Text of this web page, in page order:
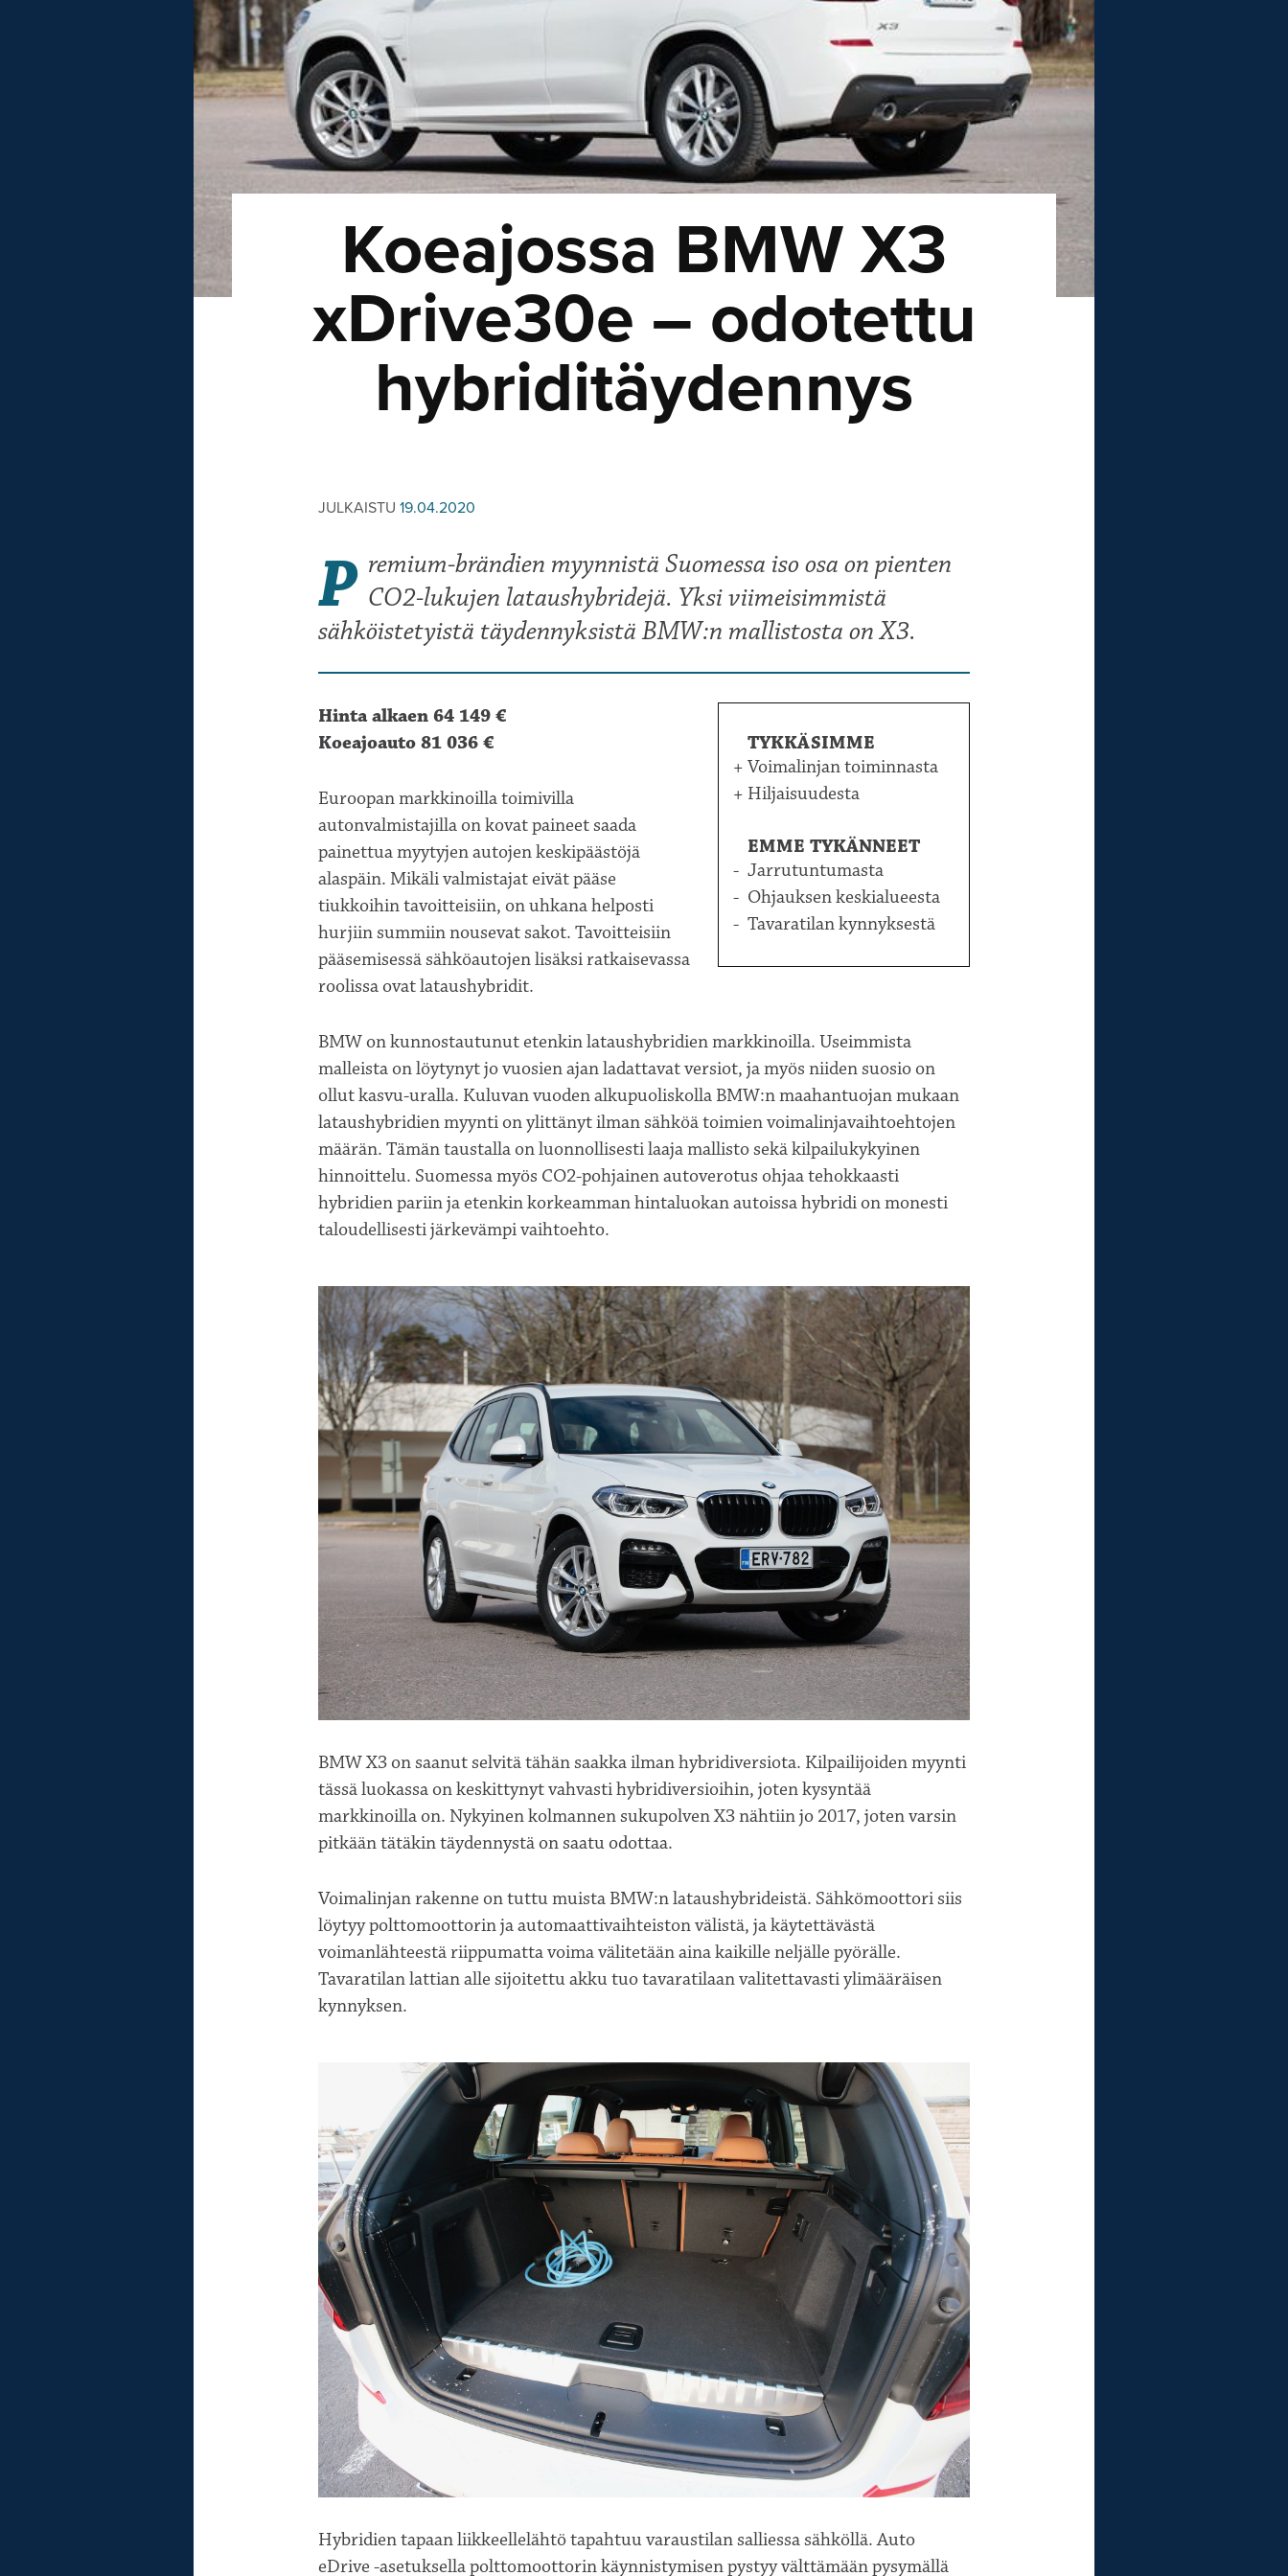
Koeajossa BMW X3
xDrive30e – odotettu
hybriditäydennys
JULKAISTU 19.04.2020
P remium-brändien myynnistä Suomessa iso osa on pienten
CO2-lukujen lataushybridejä. Yksi viimeisimmistä
sähköistetyistä täydennyksistä BMW:n mallistosta on X3.
TYKKÄSIMME
Voimalinjan toiminnasta
Hiljaisuudesta
EMME TYKÄNNEET
Jarrutuntumasta
Ohjauksen keskialueesta
Tavaratilan kynnyksestä
Hinta alkaen 64 149 €
Koeajoauto 81 036 €
Euroopan markkinoilla toimivilla
autonvalmistajilla on kovat paineet saada
painettua myytyjen autojen keskipäästöjä
alaspäin. Mikäli valmistajat eivät pääse
tiukkoihin tavoitteisiin, on uhkana helposti
hurjiin summiin nousevat sakot. Tavoitteisiin
pääsemisessä sähköautojen lisäksi ratkaisevassa
roolissa ovat lataushybridit.
BMW on kunnostautunut etenkin lataushybridien markkinoilla. Useimmista
malleista on löytynyt jo vuosien ajan ladattavat versiot, ja myös niiden suosio on
ollut kasvu-uralla. Kuluvan vuoden alkupuoliskolla BMW:n maahantuojan mukaan
lataushybridien myynti on ylittänyt ilman sähköä toimien voimalinjavaihtoehtojen
määrän. Tämän taustalla on luonnollisesti laaja mallisto sekä kilpailukykyinen
hinnoittelu. Suomessa myös CO2-pohjainen autoverotus ohjaa tehokkaasti
hybridien pariin ja etenkin korkeamman hintaluokan autoissa hybridi on monesti
taloudellisesti järkevämpi vaihtoehto.
BMW X3 on saanut selvitä tähän saakka ilman hybridiversiota. Kilpailijoiden myynti
tässä luokassa on keskittynyt vahvasti hybridiversioihin, joten kysyntää
markkinoilla on. Nykyinen kolmannen sukupolven X3 nähtiin jo 2017, joten varsin
pitkään tätäkin täydennystä on saatu odottaa.
Voimalinjan rakenne on tuttu muista BMW:n lataushybrideistä. Sähkömoottori siis
löytyy polttomoottorin ja automaattivaihteiston välistä, ja käytettävästä
voimanlähteestä riippumatta voima välitetään aina kaikille neljälle pyörälle.
Tavaratilan lattian alle sijoitettu akku tuo tavaratilaan valitettavasti ylimääräisen
kynnyksen.
Hybridien tapaan liikkeellelähtö tapahtuu varaustilan salliessa sähköllä. Auto
eDrive -asetuksella polttomoottorin käynnistymisen pystyy välttämään pysymällä